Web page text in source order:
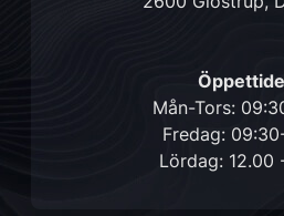
Mån-Tors:
Fredag:
Lördag: 12.00